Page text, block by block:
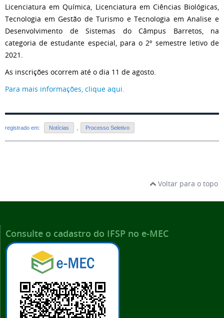
Licenciatura em Química, Licenciatura em Ciências Biológicas,
Tecnologia em Gestão de Turismo e Tecnologia em Analise e
Desenvolvimento de Sistemas do Câmpus Barretos, na
categoria de estudante especial, para o 2º semestre letivo de
2021.
As inscrições ocorrem até o dia 11 de agosto.
Para mais informações, clique aqui.
registrado em: Notícias Processo Seletivo
Voltar para o topo
Consulte o cadastro do IFSP no e-MEC